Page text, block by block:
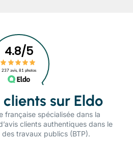
sur Eldo
française spécialisée dans la
clients authentiques dans le
travaux publics (BTP).